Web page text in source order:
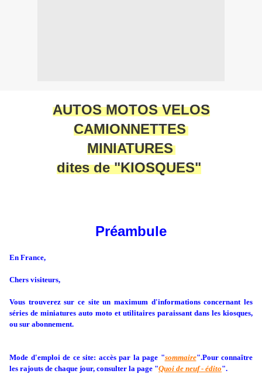
AUTOS MOTOS VELOS
CAMIONNETTES
MINIATURES
dites de "KIOSQUES"
Préambule
En France,
Chers visiteurs,
Vous trouverez sur ce site un maximum d'informations concernant les
séries de miniatures auto moto et utilitaires paraissant dans les kiosques,
ou sur abonnement.
Mode d'emploi de ce site: accès par la page "sommaire".Pour connaître
les rajouts de chaque jour, consulter la page "Quoi de neuf - édito".